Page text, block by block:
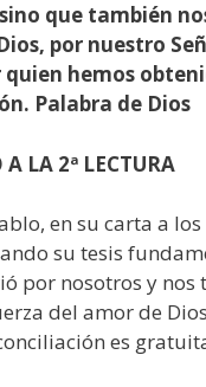
que también
por nuestro
quien hemos
Palabra de Dios
LA 2ª LECTURA
en su carta a los
su tesis
por nosotros y nos
del amor de
es